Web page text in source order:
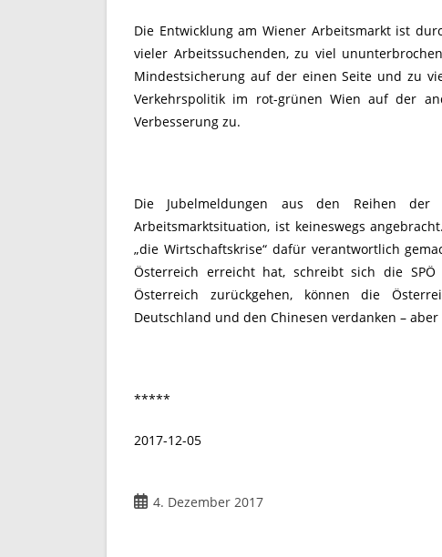
Die Entwicklung am Wiener Arbeitsmarkt ist
vieler Arbeitssuchenden, zu viel
Mindestsicherung auf der einen Seite und zu
Verkehrspolitik im rot-grünen Wien auf der
Verbesserung zu.
Die Jubelmeldungen aus den Reihen der
Arbeitsmarktsituation, ist keineswegs
„die Wirtschaftskrise“ dafür verantwortlich
Österreich erreicht hat, schreibt sich die
Österreich zurückgehen, können die
Deutschland und den Chinesen verdanken –
*****
2017-12-05
Beitrag
4. Dezember 2017